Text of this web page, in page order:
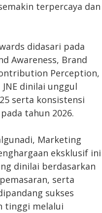
terpercaya dan
didasari pada
Awareness, Brand
Perception,
dinilai unggul
serta konsistensi
tahun 2026.
Marketing
eksklusif ini
dinilai berdasarkan
serta
sukses
tinggi melalui